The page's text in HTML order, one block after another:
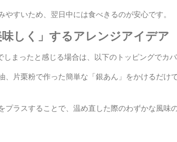
やすいため、翌日中には食べきるのが安心です。
しく」するアレンジアイデア
まったと感じる場合は、以下のトッピングでカ
、片栗粉で作った簡単な「銀あん」をかけるだけ
プラスすることで、温め直した際のわずかな風味